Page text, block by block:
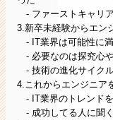
- ファーストキャリ
3.新卒未経験からエン
- IT業界は可能性に
- 必要なのは探究心
- 技術の進化サイク
4.これからエンジニア
- IT業界のトレンド
- 成功してる人に聞